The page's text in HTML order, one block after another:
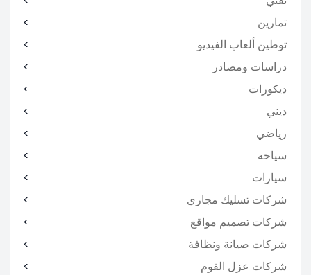
تمارين
توطين ألعاب الفيديو
دراسات ومصادر
ديكورات
ديني
رياضي
سياحه
سيارات
شركات تسليك مجاري
شركات تصميم مواقع
شركات صيانة ونظافة
شركات عزل الفوم